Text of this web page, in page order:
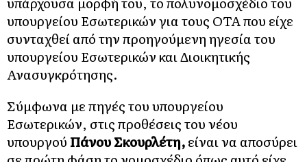
υπουργείου Εσωτερικών για τους ΟΤΑ που είχε
συνταχθεί από την προηγούμενη ηγεσία του
υπουργείου Εσωτερικών και Διοικητικής
Ανασυγκρότησης.
Σύμφωνα με πηγές του υπουργείου
Εσωτερικών, στις προθέσεις του νέου
υπουργού Πάνου Σκουρλέτη,είναι να αποσύρει